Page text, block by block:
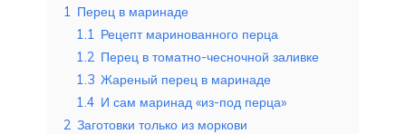
1 Перец в маринаде
1.1 Рецепт маринованного перца
1.2 Перец в томатно-чесночной заливке
1.3 Жареный перец в маринаде
1.4 И сам маринад «из-под перца»
2 Заготовки только из моркови